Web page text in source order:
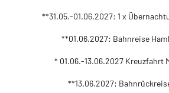
**31.05.-01.06.2027: 1 x
**01.06.2027: Bahnreise
* 01.06.-13.06.2027 Kreuzfahrt
**13.06.2027: